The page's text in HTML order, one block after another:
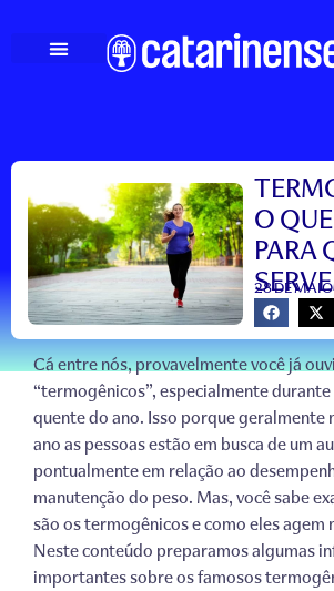
O
PARA
28 DE
Cá entre nós, provavelmente você já
“termogênicos”, especialmente
quente do ano. Isso porque geralmente
ano as pessoas estão em busca de um
pontualmente em relação ao
manutenção do peso. Mas, você sabe
são os termogênicos e como eles agem
Neste conteúdo preparamos algumas
importantes sobre os famosos